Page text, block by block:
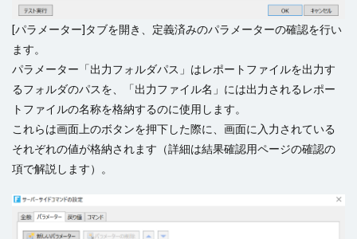
[パラメーター]タブを開き、定義済みのパラメーターの確認を行い
ます。
パラメーター「出力フォルダパス」はレポートファイルを出力す
るフォルダのパスを、「出力ファイル名」には出力されるレポー
トファイルの名称を格納するのに使用します。
これらは画面上のボタンを押下した際に、画面に入力されている
それぞれの値が格納されます（詳細は結果確認用ページの確認の
項で解説します）。